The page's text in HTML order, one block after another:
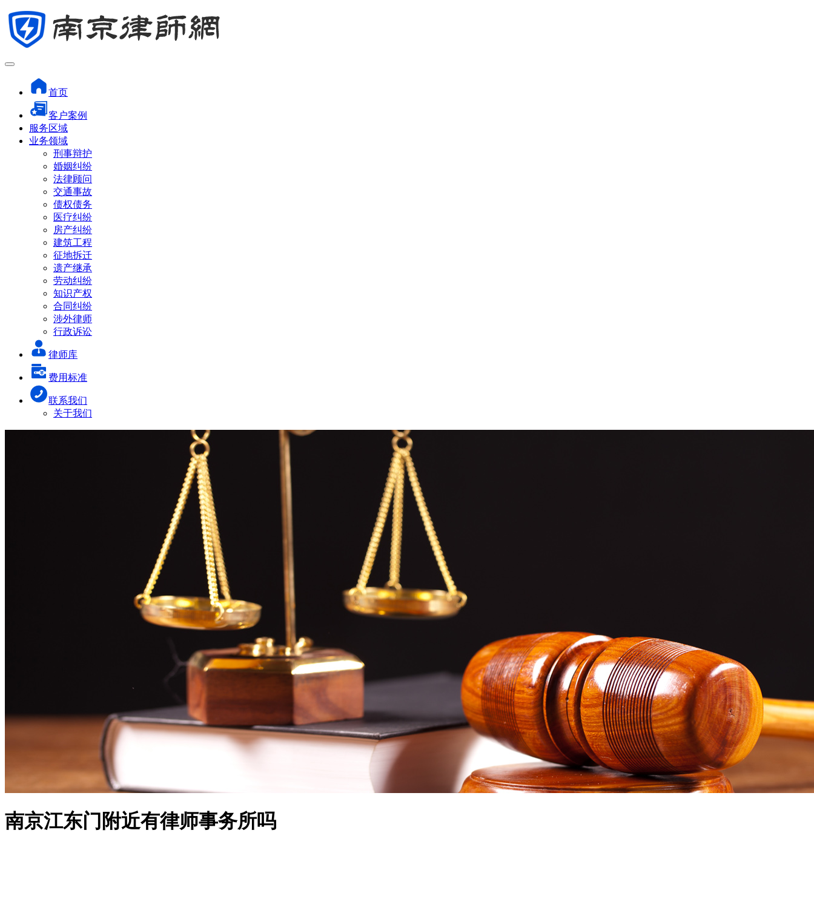
首页
客户案例
服务区域
业务领域
刑事辩护
婚姻纠纷
法律顾问
交通事故
债权债务
医疗纠纷
房产纠纷
建筑工程
征地拆迁
遗产继承
劳动纠纷
知识产权
合同纠纷
涉外律师
行政诉讼
律师库
费用标准
联系我们
关于我们
南京江东门附近有律师事务所吗